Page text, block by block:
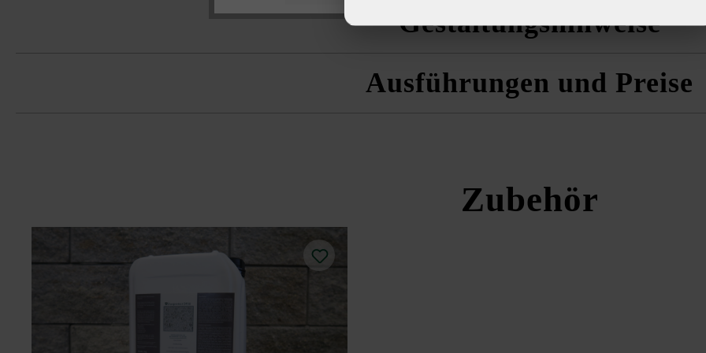
Bitte beachten Sie die Verlegehinweise und die Produktdatenblätter unter Bautipps/Service.
und Farbkonzentrationen zu vermeiden.
Gestaltungshinweise
Die Mauerbreite von 16 cm (MB16) eignet sich für statisch nicht anspruchsvolle Mauern wie Hochbeete,
Ausführungen und Preise
Zubehör